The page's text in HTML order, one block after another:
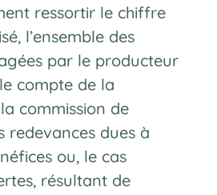
ressortir le chiffre
l’ensemble des
par le producteur
compte de la
commission de
redevances dues à
ou, le cas
résultant de